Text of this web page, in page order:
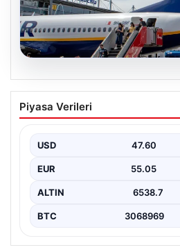
03.08.2026
Nürnberg
kavgası: 11 yolcu uçağa
Piyasa Verileri
USD 47.60
EUR 55.05
ALTIN 6538.7
BTC 3068969